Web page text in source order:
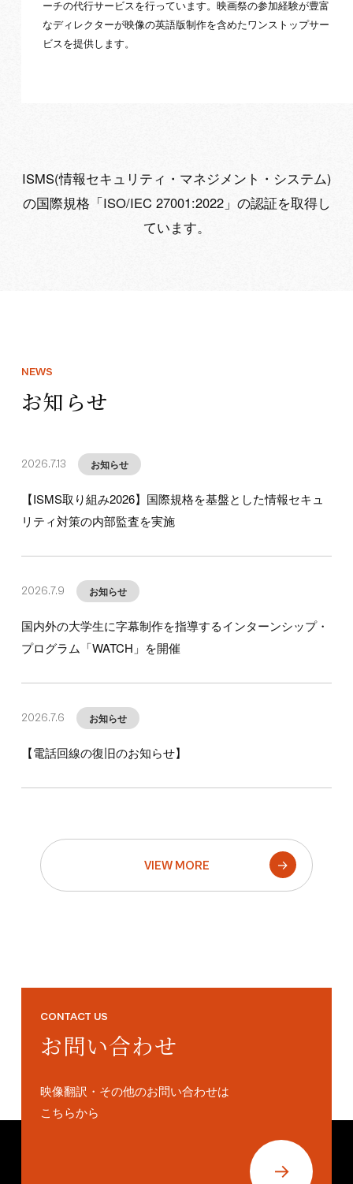
ーチの代行サービスを行っています。映画祭の参加経験が豊富
なディレクターが映像の英語版制作を含めたワンストップサー
ビスを提供します。
ISMS(情報セキュリティ・マネジメント・システム)
の国際規格「ISO/IEC 27001:2022」の認証を取得し
ています。
NEWS
お知らせ
2026.7.13 お知らせ
【ISMS取り組み2026】国際規格を基盤とした情報セキュ
リティ対策の内部監査を実施
2026.7.9 お知らせ
国内外の大学生に字幕制作を指導するインターンシップ・
プログラム「WATCH」を開催
2026.7.6 お知らせ
【電話回線の復旧のお知らせ】
VIEW MORE →
CONTACT US
お問い合わせ
映像翻訳・その他のお問い合わせは
こちらから
→